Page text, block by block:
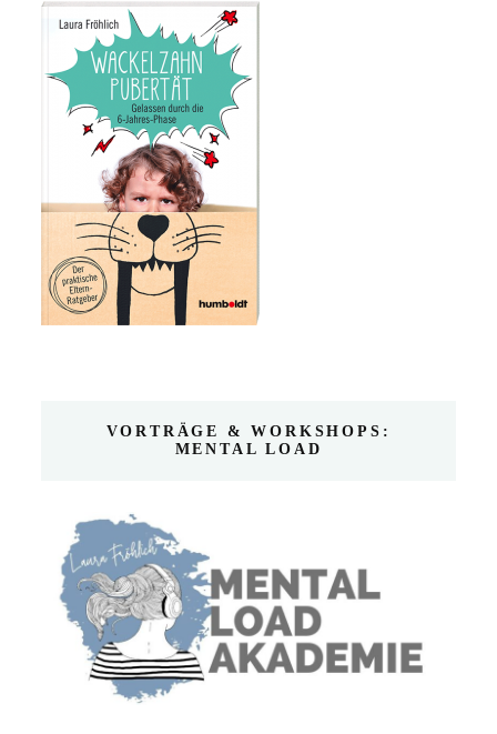
VORTRÄGE & WORKSHOPS:
MENTAL LOAD